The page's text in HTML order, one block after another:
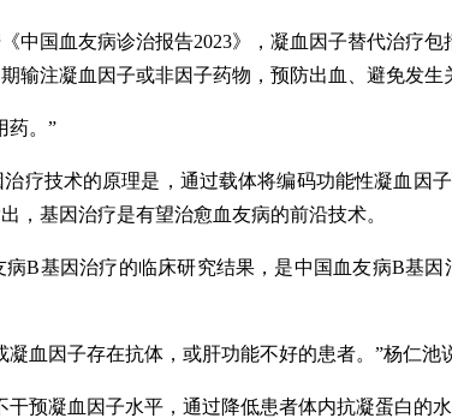
中国血友病诊治报告2023》，凝血因子替代治疗
输注凝血因子或非因子药物，预防出血、避免发生
药。”
疗技术的原理是，通过载体将编码功能性凝血
，基因治疗是有望治愈血友病的前沿技术。
B基因治疗的临床研究结果，是中国血友病B基
血因子存在抗体，或肝功能不好的患者。”杨仁池
预凝血因子水平，通过降低患者体内抗凝蛋白的